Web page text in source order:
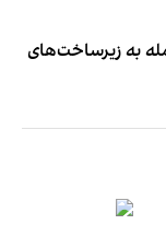
به زیرساخت‌های